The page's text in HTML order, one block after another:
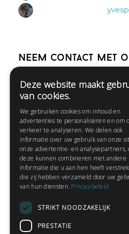
Neem contact met
Help
Contact
Huisregels
Snel
Gratis
Deze website maakt
van cookies.
We gebruiken cookies om inhoud en
advertenties te personaliseren en om
verkeer te analyseren. We delen ook
informatie over uw gebruik van onze
onze advertentie- en analysepartners,
deze kunnen combineren met andere
informatie die u aan hen heeft
die zij hebben verzameld door uw
van hun diensten. Privacybeleid
STRIKT NOODZAKELIJK
PRESTATIE